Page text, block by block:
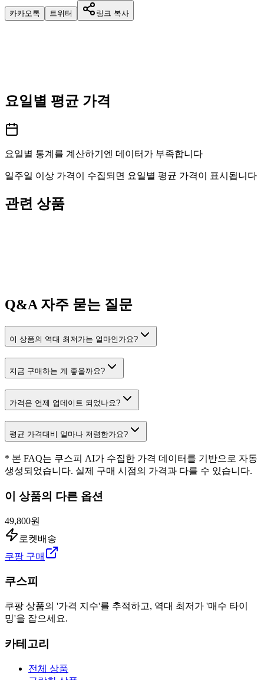
카카오톡 트위터 링크 복사
요일별 평균 가격
요일별 통계를 계산하기엔 데이터가 부족합니다
일주일 이상 가격이 수집되면 요일별 평균 가격이 표시됩니다
관련 상품
Q&A자주 묻는 질문
이 상품의 역대 최저가는 얼마인가요?
지금 구매하는 게 좋을까요?
가격은 언제 업데이트 되었나요?
평균 가격대비 얼마나 저렴한가요?
* 본 FAQ는 쿠스피 AI가 수집한 가격 데이터를 기반으로 자동
생성되었습니다. 실제 구매 시점의 가격과 다를 수 있습니다.
이 상품의 다른 옵션
49,800원
로켓배송
쿠팡 구매
쿠스피
쿠팡 상품의 '가격 지수'를 추적하고, 역대 최저가 '매수 타이
밍'을 잡으세요.
카테고리
전체 상품